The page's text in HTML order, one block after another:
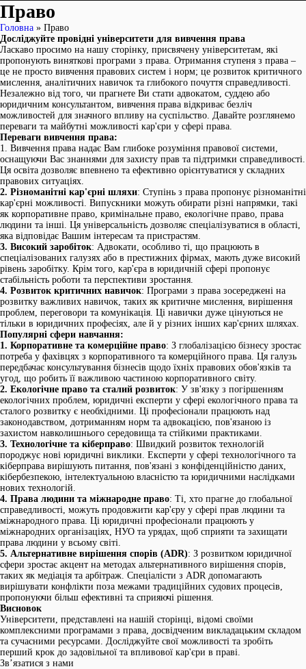
Право
Головна » Право
Досліджуйте провідні університети для вивчення права
Ласкаво просимо на нашу сторінку, присвячену університетам, які
пропонують виняткові програми з права. Отримання ступеня з права –
це не просто вивчення правових систем і норм; це розвиток критичного
мислення, аналітичних навичок та глибокого почуття справедливості.
Незалежно від того, чи прагнете Ви стати адвокатом, суддею або
юридичним консультантом, вивчення права відкриває безліч
можливостей для значного впливу на суспільство. Давайте розглянемо
переваги та майбутні можливості кар'єри у сфері права.
Переваги вивчення права:
1. Вивчення права надає Вам глибоке розуміння правової системи,
оснащуючи Вас знаннями для захисту прав та підтримки справедливості.
Ця освіта дозволяє впевнено та ефективно орієнтуватися у складних
правових ситуаціях.
2. Різноманітні кар'єрні шляхи: Ступінь з права пропонує різноманітні
кар'єрні можливості. Випускники можуть обирати різні напрямки, такі
як корпоративне право, кримінальне право, екологічне право, права
людини та інші. Ця універсальність дозволяє спеціалізуватися в області,
яка відповідає Вашим інтересам та пристрастям.
3. Високий заробіток: Адвокати, особливо ті, що працюють в
спеціалізованих галузях або в престижних фірмах, мають дуже високий
рівень заробітку. Крім того, кар'єра в юридичній сфері пропонує
стабільність роботи та перспективи зростання.
4. Розвиток критичних навичок: Програми з права зосереджені на
розвитку важливих навичок, таких як критичне мислення, вирішення
проблем, переговори та комунікація. Ці навички дуже цінуються не
тільки в юридичних професіях, але й у різних інших кар'єрних шляхах.
Популярні сфери навчання:
1. Корпоративне та комерційне право: З глобалізацією бізнесу зростає
потреба у фахівцях з корпоративного та комерційного права. Ця галузь
передбачає консультування бізнесів щодо їхніх правових обов'язків та
угод, що робить її важливою частиною корпоративного світу.
2. Екологічне право та сталий розвиток: У зв'язку з погіршенням
екологічних проблем, юридичні експерти у сфері екологічного права та
сталого розвитку є необхідними. Ці професіонали працюють над
законодавством, дотриманням норм та адвокацією, пов'язаною із
захистом навколишнього середовища та стійкими практиками.
3. Технологічне та кіберправо: Швидкий розвиток технологій
породжує нові юридичні виклики. Експерти у сфері технологічного та
кіберправа вирішують питання, пов'язані з конфіденційністю даних,
кібербезпекою, інтелектуальною власністю та юридичними наслідками
нових технологій.
4. Права людини та міжнародне право: Ті, хто прагне до глобальної
справедливості, можуть продовжити кар'єру у сфері прав людини та
міжнародного права. Ці юридичні професіонали працюють у
міжнародних організаціях, НУО та урядах, щоб сприяти та захищати
права людини у всьому світі.
5. Альтернативне вирішення спорів (ADR): З розвитком юридичної
сфери зростає акцент на методах альтернативного вирішення спорів,
таких як медіація та арбітраж. Спеціалісти з ADR допомагають
вирішувати конфлікти поза межами традиційних судових процесів,
пропонуючи більш ефективні та сприяючі рішення.
Висновок
Університети, представлені на нашій сторінці, відомі своїми
комплексними програмами з права, досвідченим викладацьким складом
та сучасними ресурсами. Досліджуйте свої можливості та зробіть
перший крок до задовільної та впливової кар'єри в праві.
Зв’язатися з нами